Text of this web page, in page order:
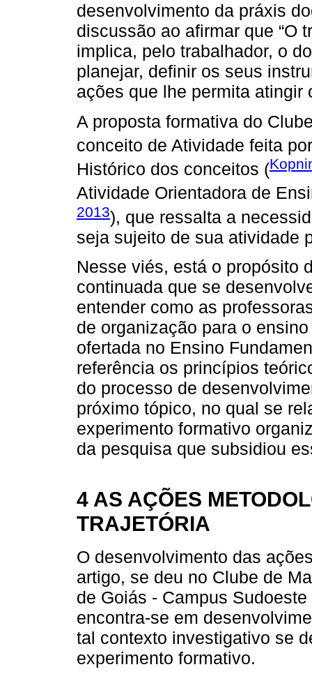
desenvolvimento da práxis
discussão ao afirmar que “O
implica, pelo trabalhador, o
planejar, definir os seus
ações que lhe permita atingir
A proposta formativa do
conceito de Atividade feita
Histórico dos conceitos (
Atividade Orientadora de
2013), que ressalta a
seja sujeito de sua atividade
Nesse viés, está o propósito
continuada que se
entender como as
de organização para o
ofertada no Ensino
referência os princípios
do processo de
próximo tópico, no qual se
experimento formativo
da pesquisa que subsidiou
4 AS AÇÕES
TRAJETÓRIA
O desenvolvimento das
artigo, se deu no Clube de
de Goiás - Campus
encontra-se em
tal contexto investigativo se
experimento formativo.